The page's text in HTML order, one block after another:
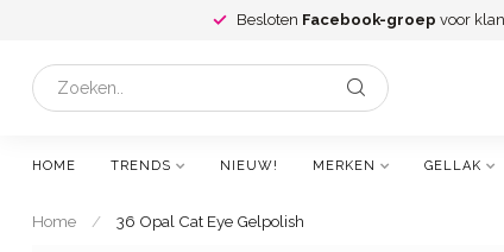
Besloten Facebook-groep voor
HOME TRENDS NIEUW! MERKEN GELLAK
Home / 36 Opal Cat Eye Gelpolish